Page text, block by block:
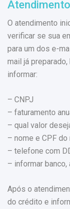
O atendimento
verificar se sua
para um dos e-
mail já
informar:
– CNPJ
– faturamento
– qual valor
– nome e CPF
– telefone com
– informar banco,
Após o
do crédito e